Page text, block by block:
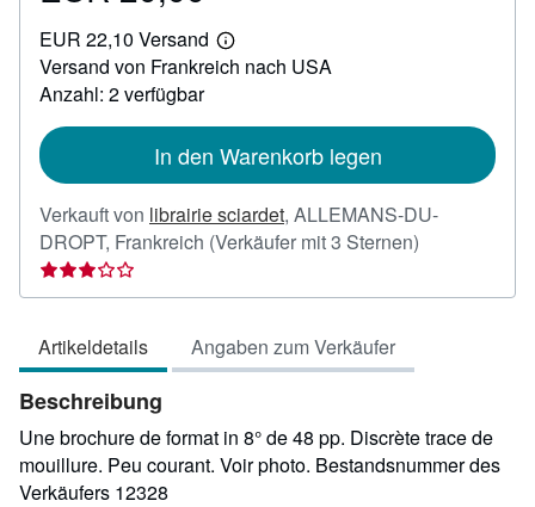
20,00
EUR 22,10 Versand
Weitere
Informationen
Versand von Frankreich nach USA
Anzahl: 2 verfügbar
In den Warenkorb legen
Verkauft von librairie sciardet, ALLEMANS-DU-
DROPT, Frankreich (Verkäufer mit 3 Sternen)
von
Artikeldetails Angaben zum Verkäufer
Beschreibung
Une brochure de format in 8° de 48 pp. Discrète trace de
mouillure. Peu courant. Voir photo. Bestandsnummer des
Verkäufers 12328